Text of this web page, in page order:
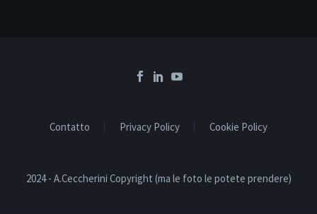
Contatto Privacy Policy Cookie Policy
2024 - A.Ceccherini Copyright (ma le foto le potete prendere)